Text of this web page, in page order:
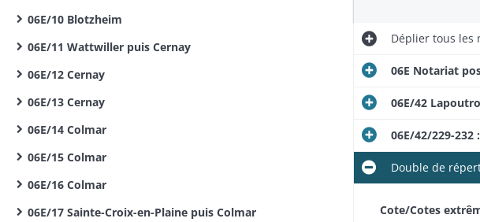
06E/10 Blotzheim
06E/11 Wattwiller puis Cernay
06E/12 Cernay
06E/13 Cernay
06E/14 Colmar
06E/15 Colmar
06E/16 Colmar
06E/17 Sainte-Croix-en-Plaine puis Colmar
Dépliertous les
06E Notariat
06E/42
06E/42/229-
Double de
Cote/Cotes